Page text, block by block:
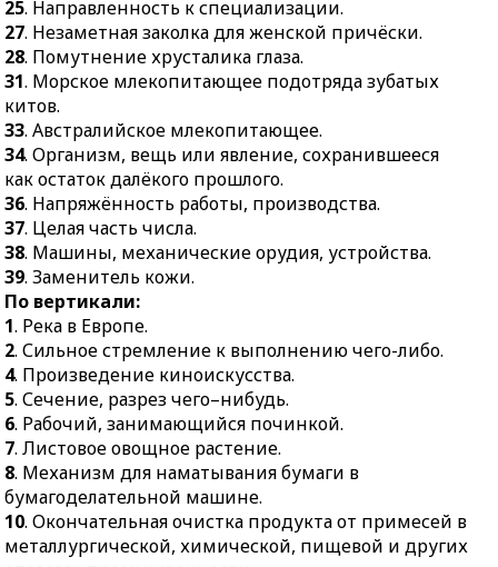
китов.
33.Австралийское
млекопитающее.
34.Организм, вещь или
явление, сохранившееся
как остаток далёкого
прошлого.
36.Напряжённость
работы, производства.
37.Целая часть числа.
38.Машины,
механические орудия,
устройства.
39.Заменитель кожи.
механизма автомобиля.
20.Способ заготовки
плодов и ягод.
приспособление в виде
затягивающейся петли.
25.Декоративный
предмет одежды.
26.Ременная или
29.В Российской
империи и некоторых
зарубежных странах
закрытое учебное
заведение с
общежитием и полным
содержанием учащихся.
30.Суждение о чём-
нибудь, выраженное в
25. Направленность к специализации.
27. Незаметная заколка для женской причёски.
28. Помутнение хрусталика глаза.
31. Морское млекопитающее подотряда зубатых
китов.
33. Австралийское млекопитающее.
34. Организм, вещь или явление, сохранившееся
как остаток далёкого прошлого.
36. Напряжённость работы, производства.
37. Целая часть числа.
38. Машины, механические орудия, устройства.
39. Заменитель кожи.
По вертикали:
1. Река в Европе.
2. Сильное стремление к выполнению чего-либо.
4. Произведение киноискусства.
5. Сечение, разрез чего–нибудь.
6. Рабочий, занимающийся починкой.
7. Листовое овощное растение.
8. Механизм для наматывания бумаги в
бумагоделательной машине.
10. Окончательная очистка продукта от примесей в
металлургической, химической, пищевой и других